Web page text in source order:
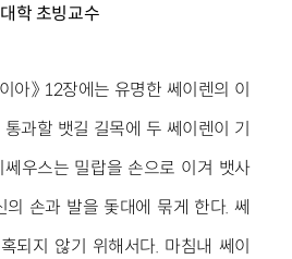
학 초빙교수
아》 12장에는 유명한 쎄이렌의 이
과할 뱃길 길목에 두 쎄이렌이 기
우스는 밀랍을 손으로 이겨 뱃사
의 손과 발을 돛대에 묶게 한다. 쎄
되지 않기 위해서다. 마침내 쎄이